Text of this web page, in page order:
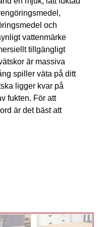
och
vattenmärke
tillgängligt
är massiva
spiller väta på ditt
ligger kvar på
fukten. För att
är det bäst att